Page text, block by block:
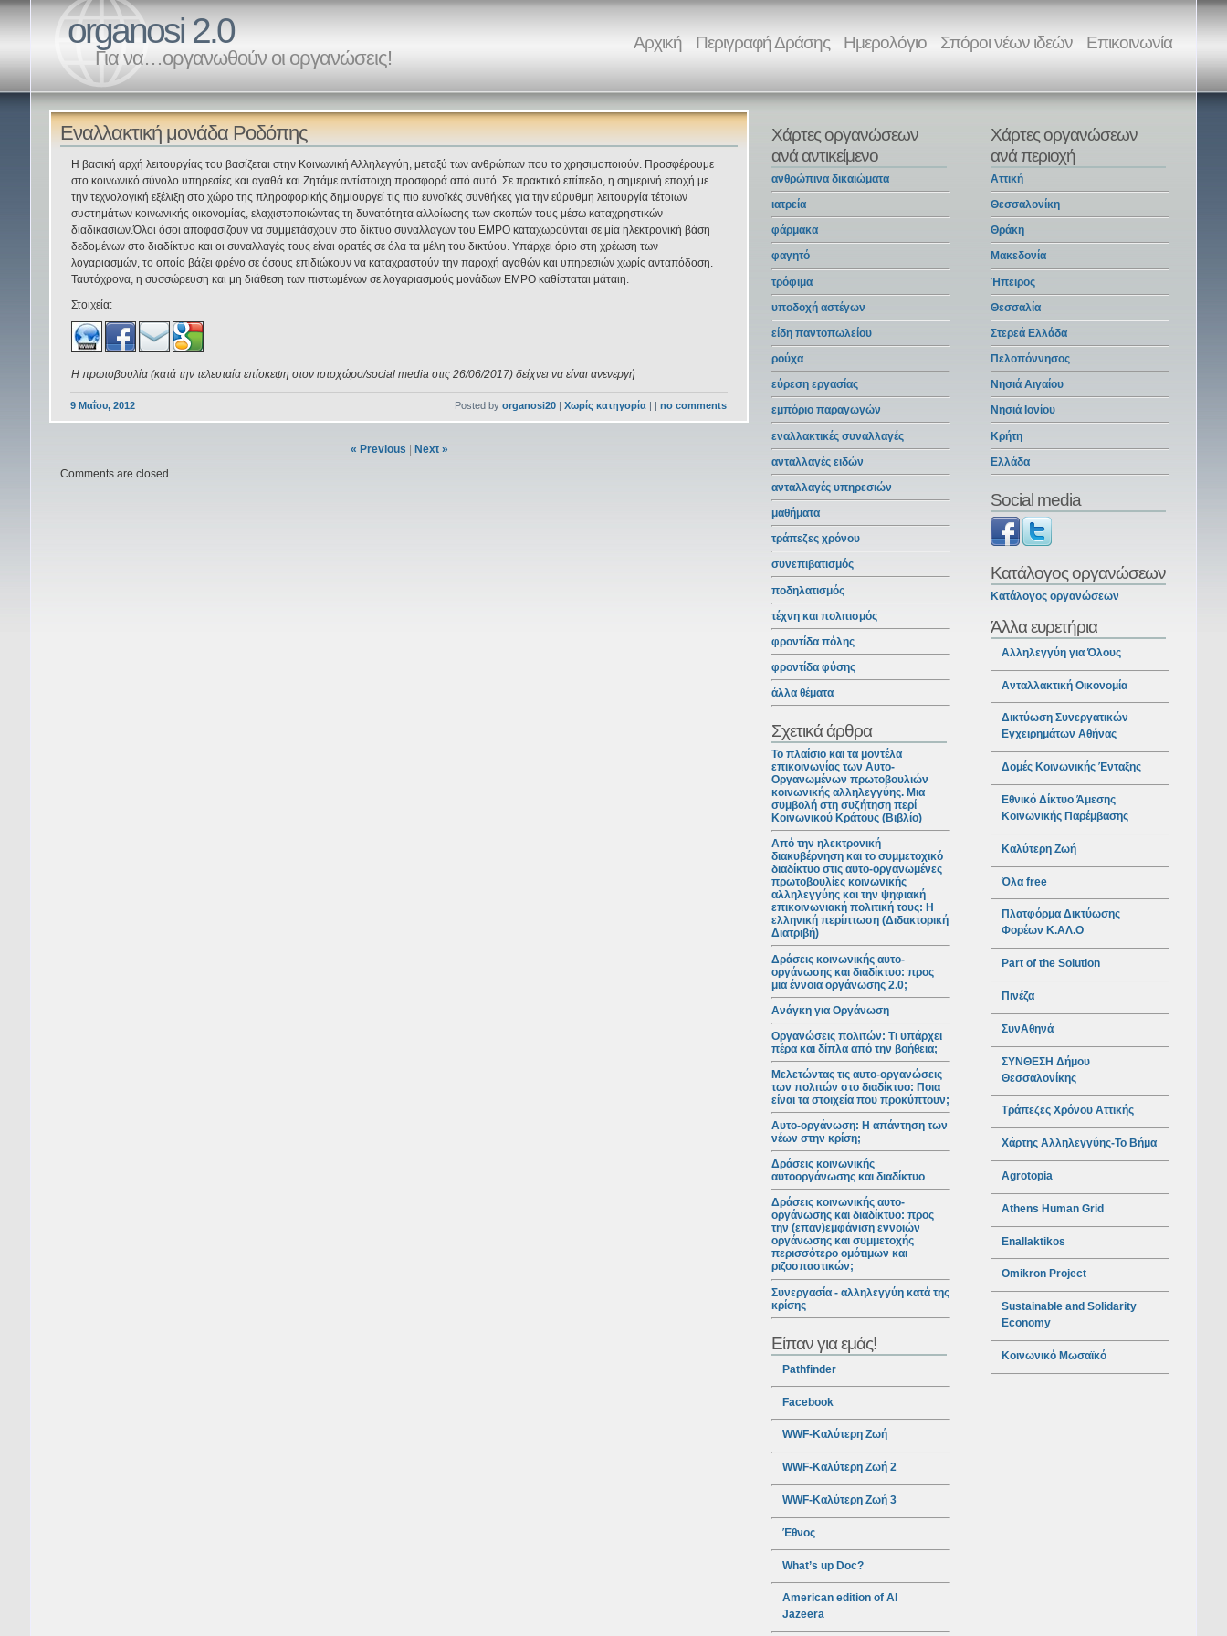
organosi 2.0
Για να…οργανωθούν οι οργανώσεις!
Αρχική Περιγραφή Δράσης Ημερολόγιο Σπόροι νέων ιδεών Επικοινωνία
Εναλλακτική μονάδα Ροδόπης
Η βασική αρχή λειτουργίας του βασίζεται στην Κοινωνική Αλληλεγγύη, μεταξύ των ανθρώπων που το χρησιμοποιούν. Προσφέρουμε
στο κοινωνικό σύνολο υπηρεσίες και αγαθά και Ζητάμε αντίστοιχη προσφορά από αυτό. Σε πρακτικό επίπεδο, η σημερινή εποχή με
την τεχνολογική εξέλιξη στο χώρο της πληροφορικής δημιουργεί τις πιο ευνοϊκές συνθήκες για την εύρυθμη λειτουργία τέτοιων
συστημάτων κοινωνικής οικονομίας, ελαχιστοποιώντας τη δυνατότητα αλλοίωσης των σκοπών τους μέσω καταχρηστικών
διαδικασιών.Όλοι όσοι αποφασίζουν να συμμετάσχουν στο δίκτυο συναλλαγών του ΕΜΡΟ καταχωρούνται σε μία ηλεκτρονική βάση
δεδομένων στο διαδίκτυο και οι συναλλαγές τους είναι ορατές σε όλα τα μέλη του δικτύου. Υπάρχει όριο στη χρέωση των
λογαριασμών, το οποίο βάζει φρένο σε όσους επιδιώκουν να καταχραστούν την παροχή αγαθών και υπηρεσιών χωρίς ανταπόδοση.
Ταυτόχρονα, η συσσώρευση και μη διάθεση των πιστωμένων σε λογαριασμούς μονάδων ΕΜΡΟ καθίσταται μάταιη.
Στοιχεία:
Η πρωτοβουλία (κατά την τελευταία επίσκεψη στον ιστοχώρο/social media στις 26/06/2017) δείχνει να είναι ανενεργή
9 Μαΐου, 2012 Posted byorganosi20 |Χωρίς κατηγορία | |no comments
« Previous | Next »
Comments are closed.
Χάρτες οργανώσεων
ανά αντικείμενο
ανθρώπινα δικαιώματα
ιατρεία
φάρμακα
φαγητό
τρόφιμα
υποδοχή αστέγων
είδη παντοπωλείου
ρούχα
εύρεση εργασίας
εμπόριο παραγωγών
εναλλακτικές συναλλαγές
ανταλλαγές ειδών
ανταλλαγές υπηρεσιών
μαθήματα
τράπεζες χρόνου
συνεπιβατισμός
ποδηλατισμός
τέχνη και πολιτισμός
φροντίδα πόλης
φροντίδα φύσης
άλλα θέματα
Σχετικά άρθρα
Το πλαίσιο και τα μοντέλα
επικοινωνίας των Αυτο-
Οργανωμένων πρωτοβουλιών
κοινωνικής αλληλεγγύης. Μια
συμβολή στη συζήτηση περί
Κοινωνικού Κράτους (Βιβλίο)
Από την ηλεκτρονική
διακυβέρνηση και το συμμετοχικό
διαδίκτυο στις αυτο-οργανωμένες
πρωτοβουλίες κοινωνικής
αλληλεγγύης και την ψηφιακή
επικοινωνιακή πολιτική τους: Η
ελληνική περίπτωση (Διδακτορική
Διατριβή)
Δράσεις κοινωνικής αυτο-
οργάνωσης και διαδίκτυο: προς
μια έννοια οργάνωσης 2.0;
Ανάγκη για Οργάνωση
Οργανώσεις πολιτών: Τι υπάρχει
πέρα και δίπλα από την βοήθεια;
Μελετώντας τις αυτο-οργανώσεις
των πολιτών στο διαδίκτυο: Ποια
είναι τα στοιχεία που προκύπτουν;
Αυτο-οργάνωση: Η απάντηση των
νέων στην κρίση;
Δράσεις κοινωνικής
αυτοοργάνωσης και διαδίκτυο
Δράσεις κοινωνικής αυτο-
οργάνωσης και διαδίκτυο: προς
την (επαν)εμφάνιση εννοιών
οργάνωσης και συμμετοχής
περισσότερο ομότιμων και
ριζοσπαστικών;
Συνεργασία - αλληλεγγύη κατά της
κρίσης
Είπαν για εμάς!
Pathfinder
Facebook
WWF-Καλύτερη Ζωή
WWF-Καλύτερη Ζωή 2
WWF-Καλύτερη Ζωή 3
Έθνος
What’s up Doc?
American edition of Al
Jazeera
Χάρτες οργανώσεων
ανά περιοχή
Αττική
Θεσσαλονίκη
Θράκη
Μακεδονία
Ήπειρος
Θεσσαλία
Στερεά Ελλάδα
Πελοπόννησος
Νησιά Αιγαίου
Νησιά Ιονίου
Κρήτη
Ελλάδα
Social media
Κατάλογος οργανώσεων
Κατάλογος οργανώσεων
Άλλα ευρετήρια
Αλληλεγγύη για Όλους
Ανταλλακτική Οικονομία
Δικτύωση Συνεργατικών
Εγχειρημάτων Αθήνας
Δομές Κοινωνικής Ένταξης
Εθνικό Δίκτυο Άμεσης
Κοινωνικής Παρέμβασης
Καλύτερη Ζωή
Όλα free
Πλατφόρμα Δικτύωσης
Φορέων Κ.ΑΛ.Ο
Part of the Solution
Πινέζα
ΣυνΑθηνά
ΣΥΝΘΕΣΗ Δήμου
Θεσσαλονίκης
Τράπεζες Χρόνου Αττικής
Χάρτης Αλληλεγγύης-Το Βήμα
Agrotopia
Athens Human Grid
Enallaktikos
Omikron Project
Sustainable and Solidarity
Economy
Κοινωνικό Μωσαϊκό